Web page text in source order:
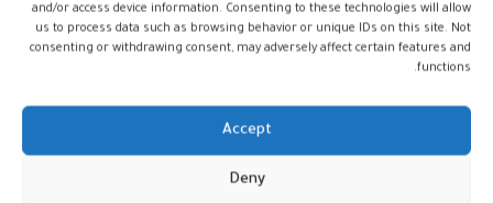
and/or access device information. Consenting to these technologies will allow
us to process data such as browsing behavior or unique IDs on this site. Not
consenting or withdrawing consent, may adversely affect certain features and
functions.
Accept
Deny
العملاء معايير جودة فائقة بأسعار أقل”.